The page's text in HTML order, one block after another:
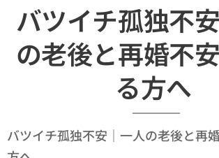
バツイチ孤独不
の老後と再婚不
る方へ
バツイチ孤独不安｜一人の老後と再